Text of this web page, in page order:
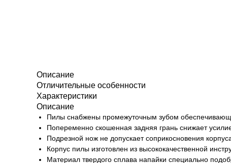
Описание
Отличительные особенности
Характеристики
Описание
Пилы снабжены промежуточным зубом
Попеременно скошенная задняя грань снижает
Подрезной нож не допускает соприкосновения
Корпус пилы изготовлен из высококачественной
Материал твердого сплава напайки специально